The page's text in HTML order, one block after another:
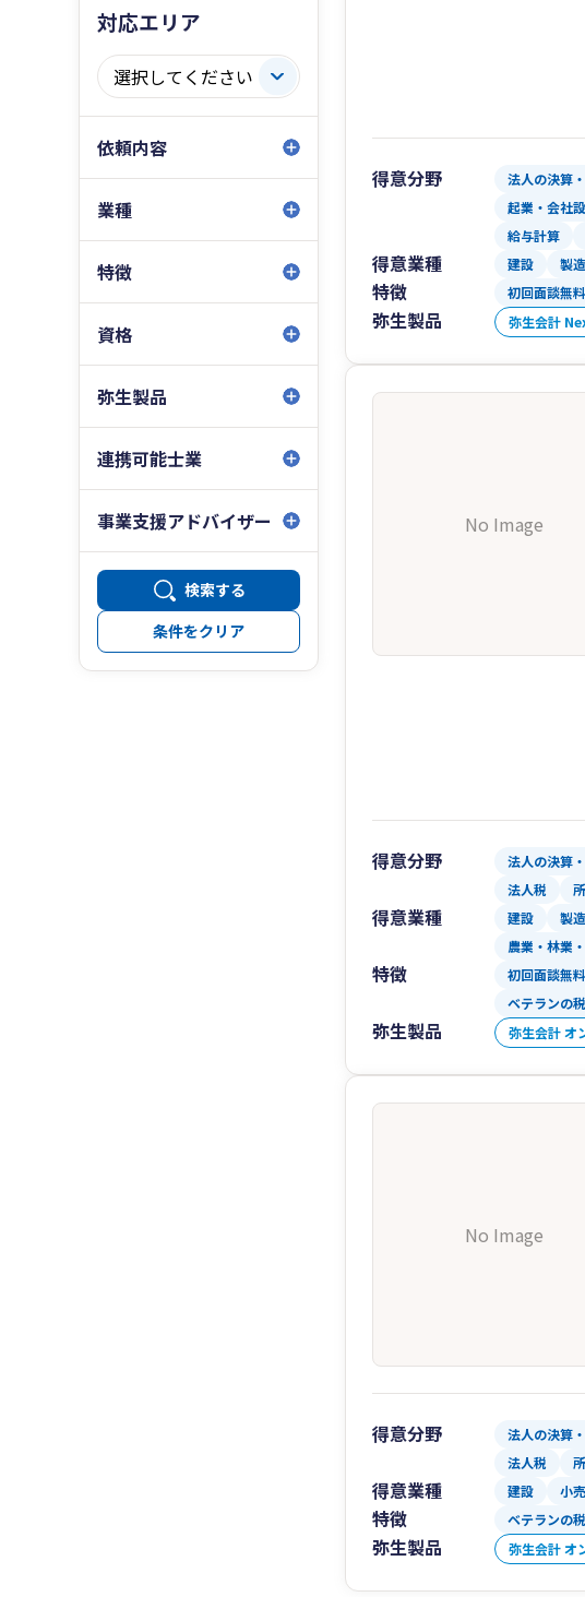
対応エリア
依頼内容
業種
特徴
資格
弥生製品
連携可能士業
事業支援アドバイザー
検索する
条件をクリア
得意分野 法人の決算
起業・会社
給与計算
得意業種 建設 製造
特徴 初回面談無料
弥生製品 弥生会計
No Image
得意分野 法人の決算
法人税
得意業種 建設 製造
農業・林業
特徴 初回面談無料
ベテランの
弥生製品 弥生会計 オ
No Image
得意分野 法人の決算
法人税
得意業種 建設 小売
特徴 ベテランの
弥生製品 弥生会計 オ